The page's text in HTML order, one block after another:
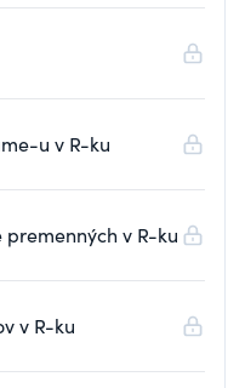
u v R-ku
v R-ku
v R-ku